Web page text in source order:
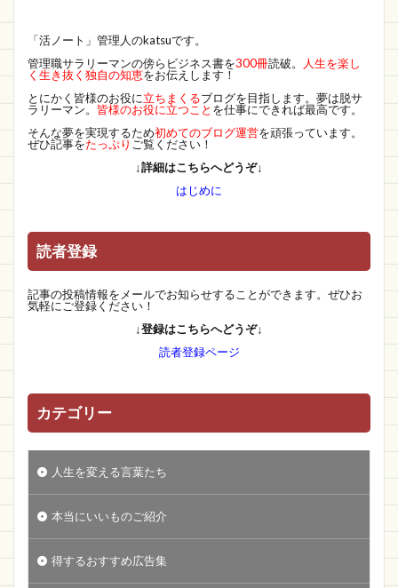
「活ノート」管理人のkatsuです。
管理職サラリーマンの傍らビジネス書を300冊読破。
人生を楽し
く生き抜く独自の知恵をお伝えします！
とにかく皆様のお役に立ちまくるブログを目指します。夢は脱サ
ラリーマン。 皆様のお役に立つこと を仕事にできれば最高です。
そんな夢を実現するため初めてのブログ運営を頑張っています。
ぜひ記事をたっぷり ご覧ください！
↓詳細はこちらへどうぞ↓
はじめに
読者登録
記事の投稿情報をメールでお知らせすることができます。ぜひお
気軽にご登録ください！
↓登録はこちらへどうぞ↓
読者登録ページ
カテゴリー
人生を変える言葉たち
本当にいいものご紹介
得するおすすめ広告集